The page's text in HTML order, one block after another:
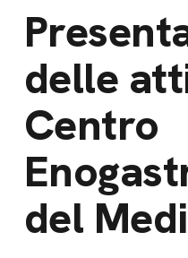
delle
Centro
del
Lavora con noi
Bilancio di
missione
News e
News